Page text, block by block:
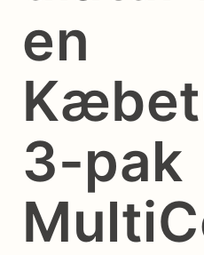
en
3-pak